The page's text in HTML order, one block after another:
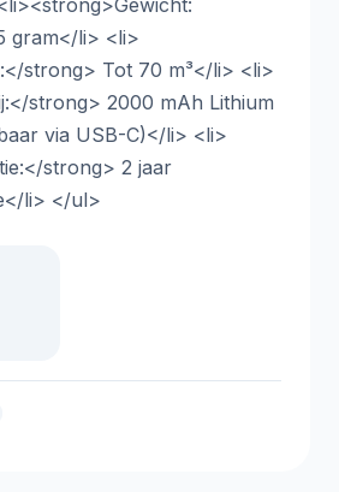
gram</li> <li>
strong> Tot 70 m³</li> <li>
strong> 2000 mAh Lithium
via USB-C)</li> <li>
strong> 2 jaar
li> </ul>